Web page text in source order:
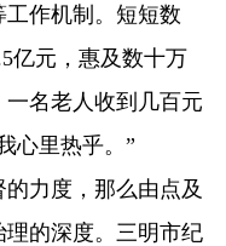
作机制。短短数
亿元，惠及数十万
名老人收到几百元
心里热乎。”
力度，那么由点及
的深度。三明市纪